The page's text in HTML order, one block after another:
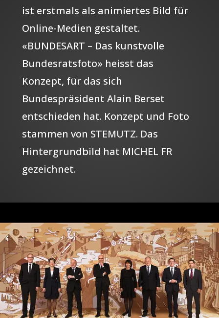
ist erstmals als animiertes Bild für
Online-Medien gestaltet.
«BUNDESART – Das kunstvolle
Bundesratsfoto» heisst das
Konzept, für das sich
Bundespräsident Alain Berset
entschieden hat. Konzept und Foto
stammen von STEMUTZ. Das
Hintergrundbild hat MICHEL FR
gezeichnet.